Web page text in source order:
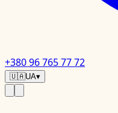
+380 96 765 77 72
🇺🇦UA▾